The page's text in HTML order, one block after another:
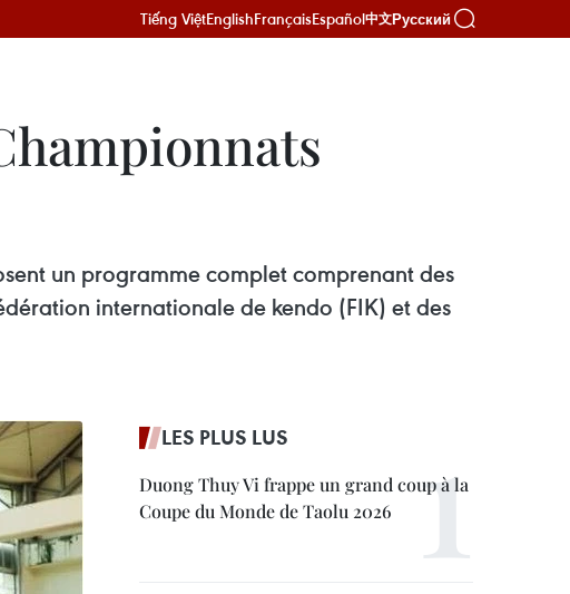
Tiếng ViệtEnglishFrançaisEspañol中文Русский
un programme complet comprenant des
internationale de kendo (FIK) et des
LES PLUS LUS
Duong Thuy Vi frappe un grand coup à la
Coupe du Monde de Taolu 2026